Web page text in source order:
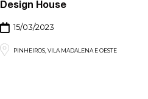
Design House
15/03/2023
PINHEIROS, VILA MADALENA E OESTE